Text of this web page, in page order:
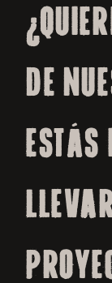
de
estás